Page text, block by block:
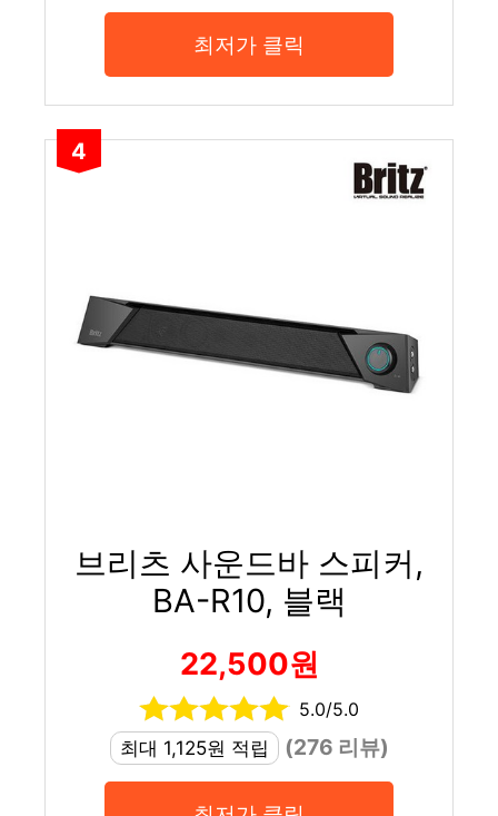
최저가 클릭
4
브리츠 사운드바 스피커,
BA-R10, 블랙
22,500원
5.0/5.0
최대 1,125원 적립
(276 리뷰)